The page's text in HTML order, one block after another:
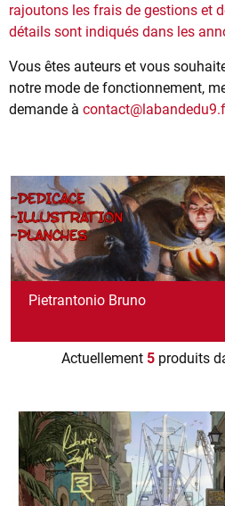
rajoutons les frais de gestions et
détails sont indiqués dans les
Vous êtes auteurs et vous
notre mode de fonctionnement,
demande à
Pietrantonio Bruno
Actuellement 5 produits